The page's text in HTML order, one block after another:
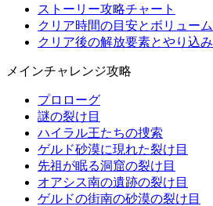
ストーリー攻略チャート
クリア時間の目安とボリューム
クリア後の解放要素とやり込み
メインチャレンジ攻略
プロローグ
謎の裂け目
ハイラル王たちの捜索
ゲルド砂漠に現れた裂け目
先祖が眠る洞窟の裂け目
オアシス南の遺跡の裂け目
ゲルドの街南の砂漠の裂け目